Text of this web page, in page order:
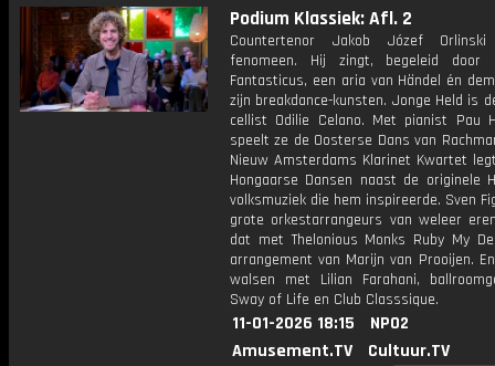
Podium Klassiek: Afl. 2
Countertenor Jakob Józef
fenomeen. Hij zingt, begeleid door
Fantasticus, een aria van Händel én
zijn breakdance-kunsten. Jonge Held is
cellist Odilie Celano. Met pianist Pau
speelt ze de Oosterse Dans van
Nieuw Amsterdams Klarinet Kwartet
Hongaarse Dansen naast de originele
volksmuziek die hem inspireerde. Sven
grote orkestarrangeurs van weleer
dat met Thelonious Monks Ruby My
arrangement van Marijn van Prooijen.
walsen met Lilian Farahani,
Sway of Life en Club Classsique.
11-01-2026 18:15
NPO2
Amusement.TV
Cultuur.TV